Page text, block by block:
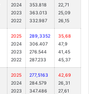
2024
2023
2022
353.818
363.013
332.987
22,71
25,09
26,15
2025
2024
2023
2022
289,3352
306.407
276.544
287.233
35,68
47,9
41,45
45,37
2025
2024
2023
277,5163
284.579
347.486
42,69
26,31
27,61